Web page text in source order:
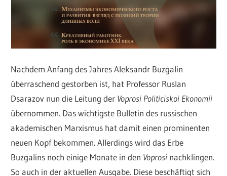
Nachdem Anfang des Jahres Aleksandr Buzgalin
überraschend gestorben ist, hat Professor Ruslan
Dsarazov nun die Leitung der Voprosi Politiciskoi Ekonomii
übernommen. Das wichtigste Bulletin des russischen
akademischen Marxismus hat damit einen prominenten
neuen Kopf bekommen. Allerdings wird das Erbe
Buzgalins noch einige Monate in den Voprosi nachklingen.
So auch in der aktuellen Ausgabe. Diese beschäftigt sich